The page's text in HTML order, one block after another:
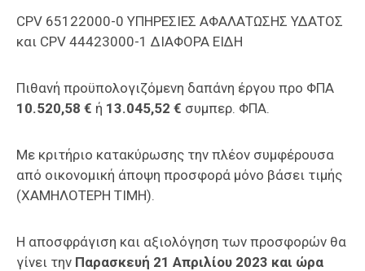
CPV 65122000-0 ΥΠΗΡΕΣΙΕΣ ΑΦΑΛΑΤΩΣΗΣ ΥΔΑΤΟΣ
και CPV 44423000-1 ΔΙΑΦΟΡΑ ΕΙΔΗ
Πιθανή προϋπολογιζόμενη δαπάνη έργου προ ΦΠΑ
10.520,58 € ή 13.045,52 € συμπερ. ΦΠΑ.
Με κριτήριο κατακύρωσης την πλέον συμφέρουσα
από οικονομική άποψη προσφορά μόνο βάσει τιμής
(ΧΑΜΗΛΟΤΕΡΗ ΤΙΜΗ).
Η αποσφράγιση και αξιολόγηση των προσφορών θα
γίνει την Παρασκευή 21 Απριλίου 2023 και ώρα